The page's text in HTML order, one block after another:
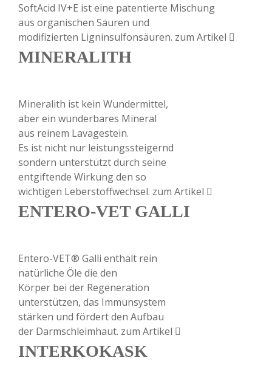
SoftAcid IV+E ist eine patentierte Mischung
aus organischen Säuren und
modifizierten Ligninsulfonsäuren. zum Artikel
MINERALITH
Mineralith ist kein Wundermittel,
aber ein wunderbares Mineral
aus reinem Lavagestein.
Es ist nicht nur leistungssteigernd
sondern unterstützt durch seine
entgiftende Wirkung den so
wichtigen Leberstoffwechsel. zum Artikel
ENTERO-VET GALLI
Entero-VET® Galli enthält rein
natürliche Öle die den
Körper bei der Regeneration
unterstützen, das Immunsystem
stärken und fördert den Aufbau
der Darmschleimhaut. zum Artikel
INTERKOKASK